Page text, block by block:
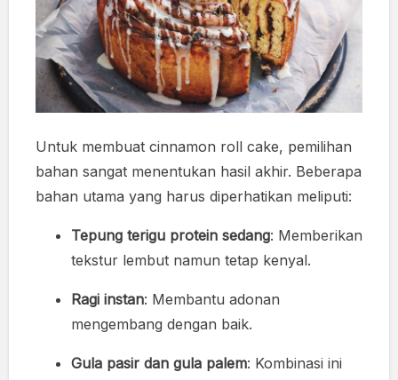
Untuk membuat cinnamon roll cake, pemilihan
bahan sangat menentukan hasil akhir. Beberapa
bahan utama yang harus diperhatikan meliputi:
Tepung terigu protein sedang: Memberikan
tekstur lembut namun tetap kenyal.
Ragi instan: Membantu adonan
mengembang dengan baik.
Gula pasir dan gula palem: Kombinasi ini